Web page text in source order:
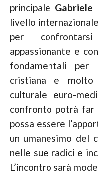
principale Gabriele
livello
per
appassionante e
fondamentali per
cristiana e molto
culturale euro-
confronto potrà far
possa essere
un umanesimo del
nelle sue radici e
L’incontro sarà